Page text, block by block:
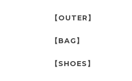
【OUTER】
【BAG】
【SHOES】